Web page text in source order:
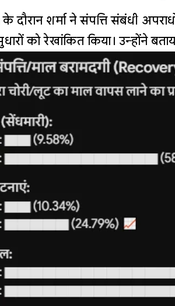
के दौरान शर्मा ने संपत्ति संबंधी
को रेखांकित किया। उन्होंने